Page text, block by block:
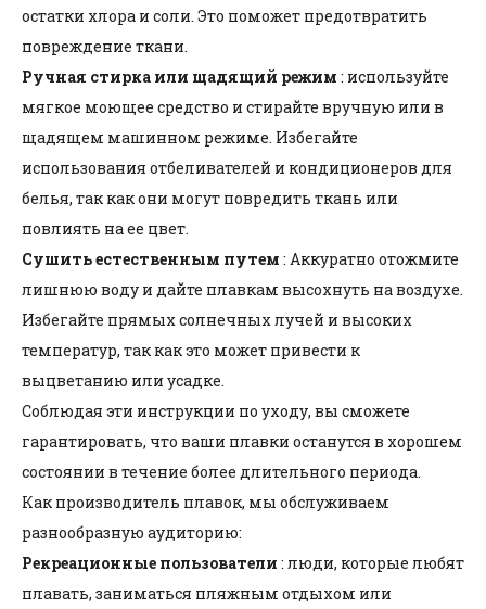
остатки хлора и соли. Это поможет предотвратить
повреждение ткани.
Ручная стирка или щадящий режим : используйте
мягкое моющее средство и стирайте вручную или в
щадящем машинном режиме. Избегайте
использования отбеливателей и кондиционеров для
белья, так как они могут повредить ткань или
повлиять на ее цвет.
Сушить естественным путем : Аккуратно отожмите
лишнюю воду и дайте плавкам высохнуть на воздухе.
Избегайте прямых солнечных лучей и высоких
температур, так как это может привести к
выцветанию или усадке.
Соблюдая эти инструкции по уходу, вы сможете
гарантировать, что ваши плавки останутся в хорошем
состоянии в течение более длительного периода.
Как производитель плавок, мы обслуживаем
разнообразную аудиторию:
Рекреационные пользователи : люди, которые любят
плавать, заниматься пляжным отдыхом или